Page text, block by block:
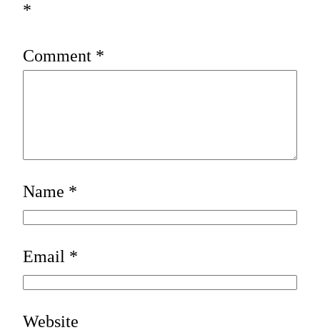
*
Comment *
Name *
Email *
Website